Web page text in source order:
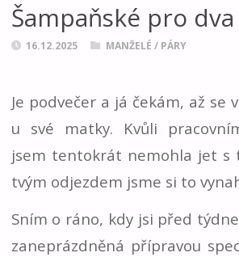
Šampaňské pro dva
16.12.2025 MANŽELÉ / PÁRY
Je podvečer a já čekám, až se
u své matky. Kvůli
jsem tentokrát nemohla jet s
tvým odjezdem jsme si to
Sním o ráno, kdy jsi před
zaneprázdněná přípravou